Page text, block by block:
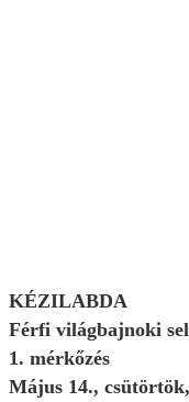
KÉZILABDA
Férfi világbajnoki
1. mérkőzés
Május 14.,